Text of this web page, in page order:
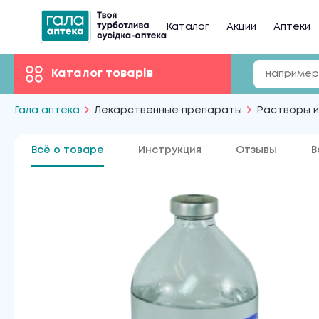
Каталог Акции Аптеки
Каталог товарів
Гала аптека Лекарственные препараты Растворы
Всё о товаре Инструкция Отзывы